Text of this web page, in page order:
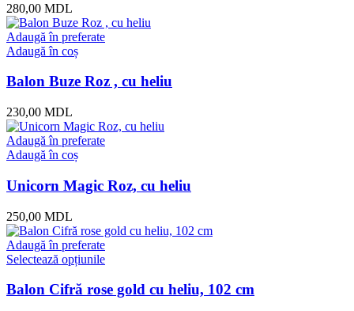
280,00 MDL
Adaugă în preferate
Adaugă în coș
Balon Buze Roz , cu heliu
230,00 MDL
Adaugă în preferate
Adaugă în coș
Unicorn Magic Roz, cu heliu
250,00 MDL
Adaugă în preferate
Selectează opțiunile
Balon Cifră rose gold cu heliu, 102 cm